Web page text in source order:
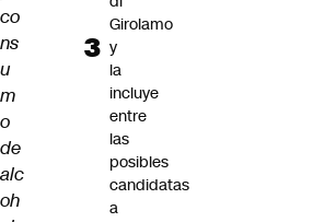
co
ns
u
m
o
de
alc
oh
Girolamo
y
la
incluye
entre
las
posibles
candidatas
a